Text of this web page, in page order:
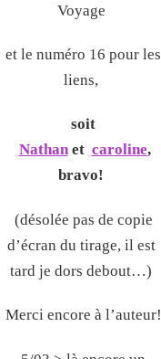
Voyage
et le numéro 16 pour les
liens,
soit
Nathanet caroline,
bravo!
(désolée pas de copie
d’écran du tirage, il est
tard je dors debout…)
Merci encore à l’auteur!